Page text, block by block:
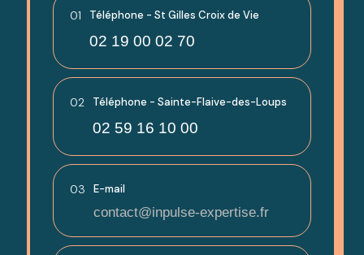
01 Téléphone - St Gilles Croix de Vie
02 19 00 02 70
02 Téléphone - Sainte-Flaive-des-Loups
02 59 16 10 00
03 E-mail
contact@inpulse-expertise.fr